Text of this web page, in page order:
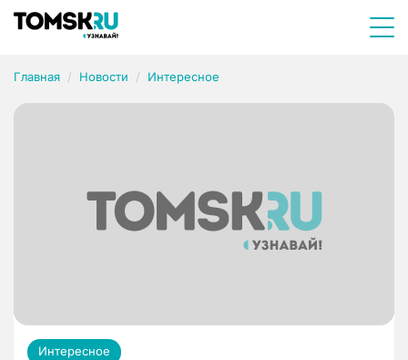
Главная Новости Интересное
Интересное